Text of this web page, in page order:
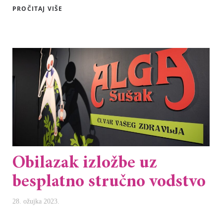
PROČITAJ VIŠE
Obilazak izložbe uz
besplatno stručno vodstvo
28. ožujka 2023.